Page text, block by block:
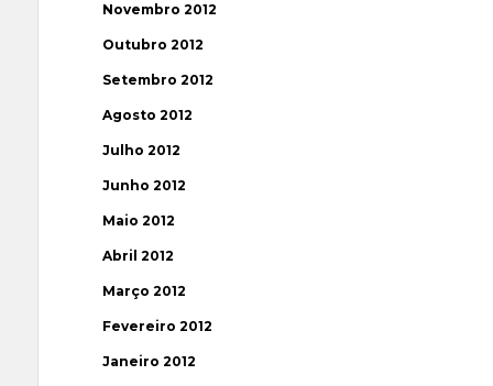
Novembro 2012
Outubro 2012
Setembro 2012
Agosto 2012
Julho 2012
Junho 2012
Maio 2012
Abril 2012
Março 2012
Fevereiro 2012
Janeiro 2012